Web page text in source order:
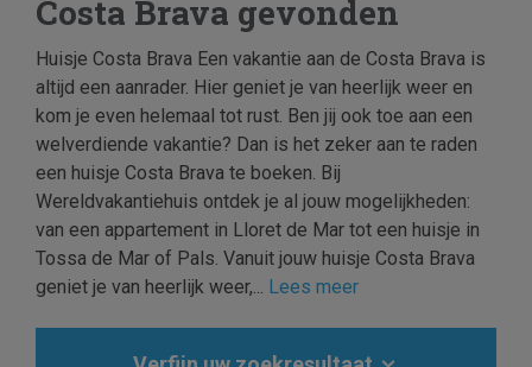
Costa Brava gevonden
Huisje Costa Brava Een vakantie aan de Costa Brava is
altijd een aanrader. Hier geniet je van heerlijk weer en
kom je even helemaal tot rust. Ben jij ook toe aan een
welverdiende vakantie? Dan is het zeker aan te raden
een huisje Costa Brava te boeken. Bij
Wereldvakantiehuis ontdek je al jouw mogelijkheden:
van een appartement in Lloret de Mar tot een huisje in
Tossa de Mar of Pals. Vanuit jouw huisje Costa Brava
geniet je van heerlijk weer,... Lees meer